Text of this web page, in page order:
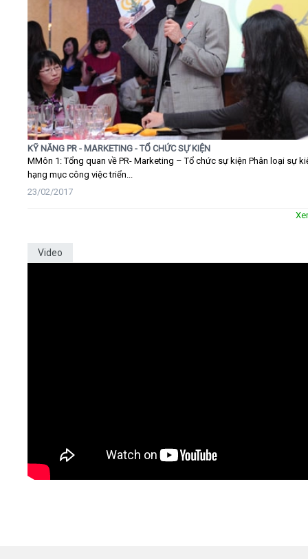
KỸ NĂNG PR - MARKETING - TỔ CHỨC SỰ KIỆN
MMôn 1: Tổng quan về PR- Marketing – Tổ chức sự kiện Phân loại sự
hạng mục công việc triển...
23/02/2017
Video